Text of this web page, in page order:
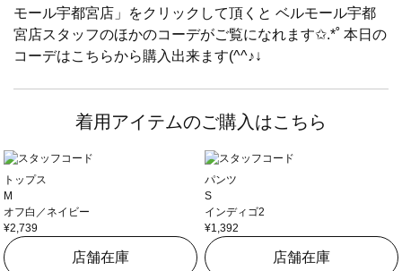
モール宇都宮店」をクリックして頂くと ベルモール宇都
宮店スタッフのほかのコーデがご覧になれます✩.*˚ 本日の
コーデはこちらから購入出来ます(^^♪↓
着用アイテムのご購入はこちら
トップス
M
オフ白／ネイビー
¥2,739
店舗在庫
パンツ
S
インディゴ2
¥1,392
店舗在庫